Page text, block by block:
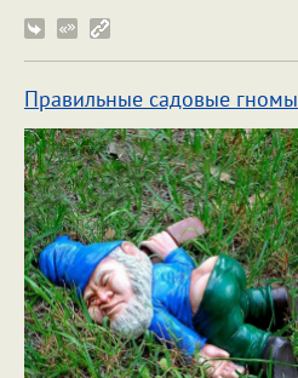
Правильные садовые гномы